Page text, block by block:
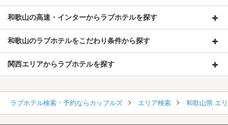
和歌山の高速・インターからラブホテルを探す
和歌山のラブホテルをこだわり条件から探す
関西エリアからラブホテルを探す
ラブホテル検索・予約ならカップルズ エリア検索 和歌山県 エ